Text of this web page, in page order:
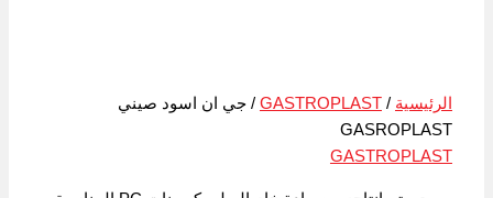
الرئيسية /
GASTROPLAST / جي ان اسود صيني
GASROPLAST
GASTROPLAST